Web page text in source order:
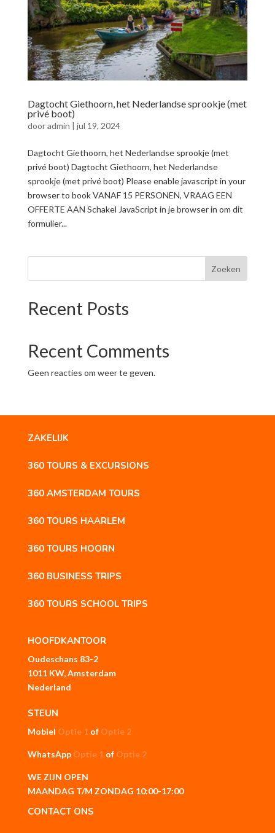
Dagtocht Giethoorn, het Nederlandse sprookje (met
privé boot)
dooradmin | jul 19, 2024
Dagtocht Giethoorn, het Nederlandse sprookje (met
privé boot) Dagtocht Giethoorn, het Nederlandse
sprookje (met privé boot) Please enable javascript in your
browser to book VANAF 15 PERSONEN, VRAAG EEN
OFFERTE AAN Schakel JavaScript in je browser in om dit
formulier...
Zoeken
Recent Posts
Recent Comments
Geen reacties om weer te geven.
ZAKELIJK
360 TOURS & EXCURSIONS
360 AMSTERDAM TOURS
360 TOURS HAARLEM
360 TOURS HOORN
360 BUSINESS TRIPS
360 TOURS SCHOOL TRIPS
HOOFDKANTOOR
Oudeschans 83-2
1011 KW, Amsterdam
Nederland
STEUN
Mobiel Optie 1 of Optie 2
WhatsApp Optie 1 of Optie 2
WE ZIJN OPEN
MAANDAG T/M ZONDAG 10:00-17:00
CONTACT ONS